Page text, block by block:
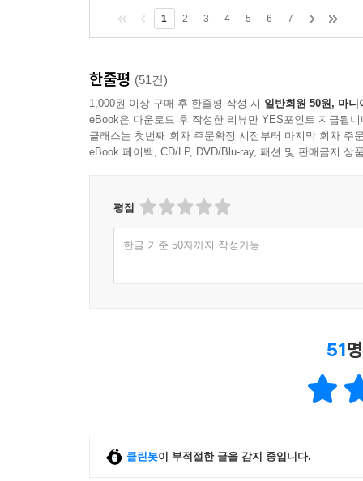
1 2 3 4 5 6 7
한줄평 (51건)
1,000원 이상 구매 후 한줄평 작성 시 일반회원 50원, 마니
eBook은 다운로드 후 작성한 리뷰만 YES포인트 지급됩니
클래스는 첫번째 회차 주문확정 시점부터 마지막 회차 주
eBook 페이백, CD/LP, DVD/Blu-ray, 패션 및 판매금지 상
평점
한글 기준 50자까지 작성가능
51
클린봇이 부적절한 글을 감지 중입니다.